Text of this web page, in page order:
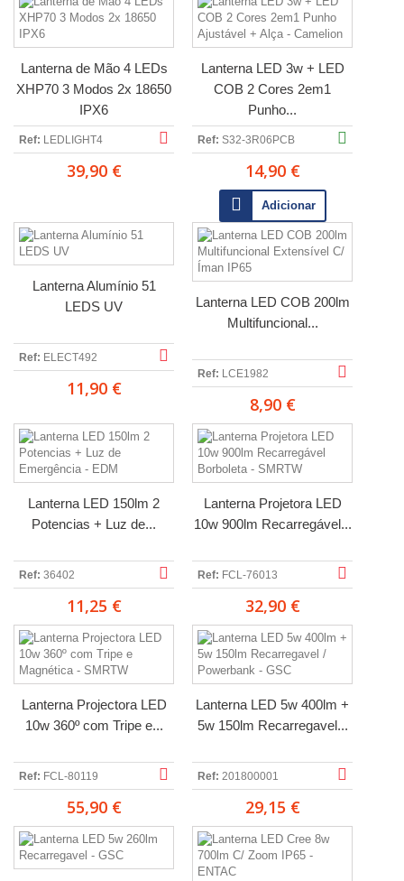
Lanterna de Mão 4 LEDs
XHP70 3 Modos 2x 18650
IPX6
Ref: LEDLIGHT4
39,90 €
Lanterna LED 3w + LED
COB 2 Cores 2em1
Punho...
Ref: S32-3R06PCB
14,90 €
Adicionar
Lanterna Alumínio 51
LEDS UV
Ref: ELECT492
11,90 €
Lanterna LED COB 200lm
Multifuncional...
Ref: LCE1982
8,90 €
Lanterna LED 150lm 2
Potencias + Luz de...
Ref: 36402
11,25 €
Lanterna Projetora LED
10w 900lm Recarregável...
Ref: FCL-76013
32,90 €
Lanterna Projectora LED
10w 360º com Tripe e...
Ref: FCL-80119
55,90 €
Lanterna LED 5w 400lm +
5w 150lm Recarregavel...
Ref: 201800001
29,15 €